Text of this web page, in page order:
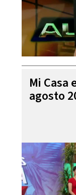
Mi Casa
agosto